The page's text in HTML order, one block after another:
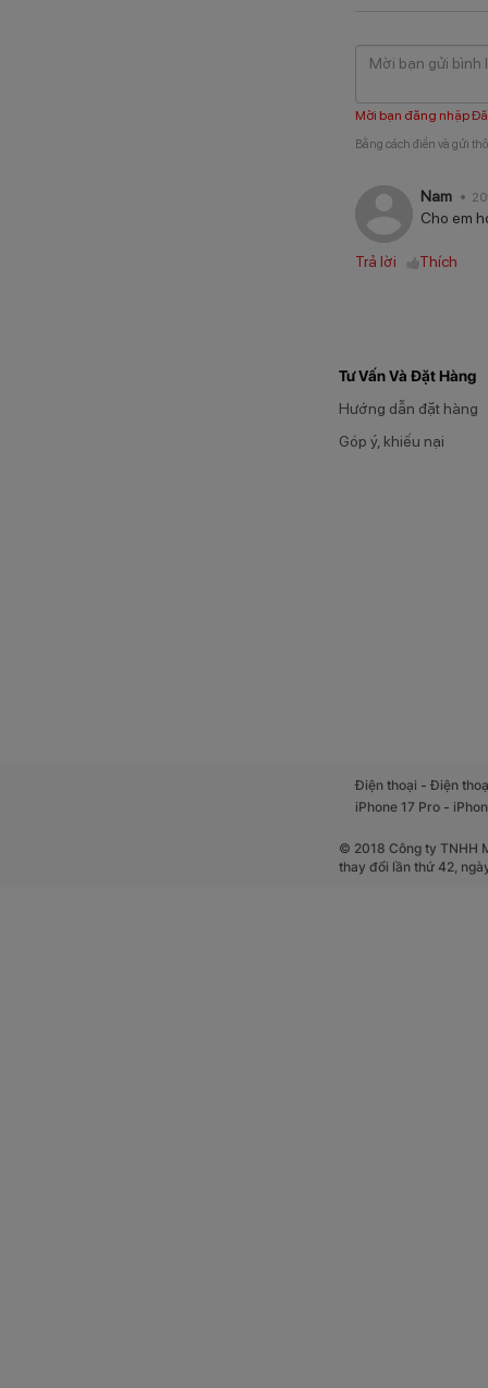
Mời bạn đăng nhập
Bằng cách điền và gửi
Nam
Cho em
Trả lời Thích
Tư Vấn Và Đặt Hàng
Hướng dẫn đặt hàng
Góp ý, khiếu nại
Điện thoại -Điện
iPhone 17 Pro -
© 2018 Công ty TNHH
thay đổi lần thứ 42,